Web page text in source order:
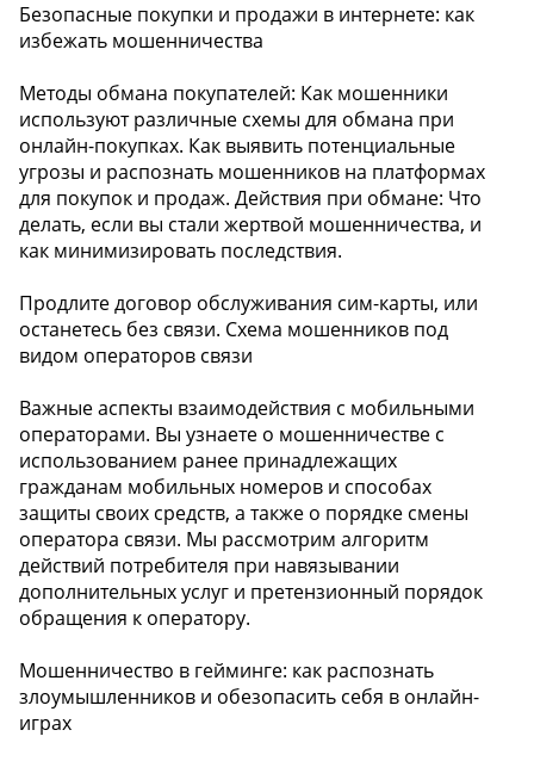
Безопасные покупки и продажи в интернете: как
избежать мошенничества
Методы обмана покупателей: Как мошенники
используют различные схемы для обмана при
онлайн-покупках. Как выявить потенциальные
угрозы и распознать мошенников на платформах
для покупок и продаж. Действия при обмане: Что
делать, если вы стали жертвой мошенничества, и
как минимизировать последствия.
Продлите договор обслуживания сим-карты, или
останетесь без связи. Схема мошенников под
видом операторов связи
Важные аспекты взаимодействия с мобильными
операторами. Вы узнаете о мошенничестве с
использованием ранее принадлежащих
гражданам мобильных номеров и способах
защиты своих средств, а также о порядке смены
оператора связи. Мы рассмотрим алгоритм
действий потребителя при навязывании
дополнительных услуг и претензионный порядок
обращения к оператору.
Мошенничество в гейминге: как распознать
злоумышленников и обезопасить себя в онлайн-
играх